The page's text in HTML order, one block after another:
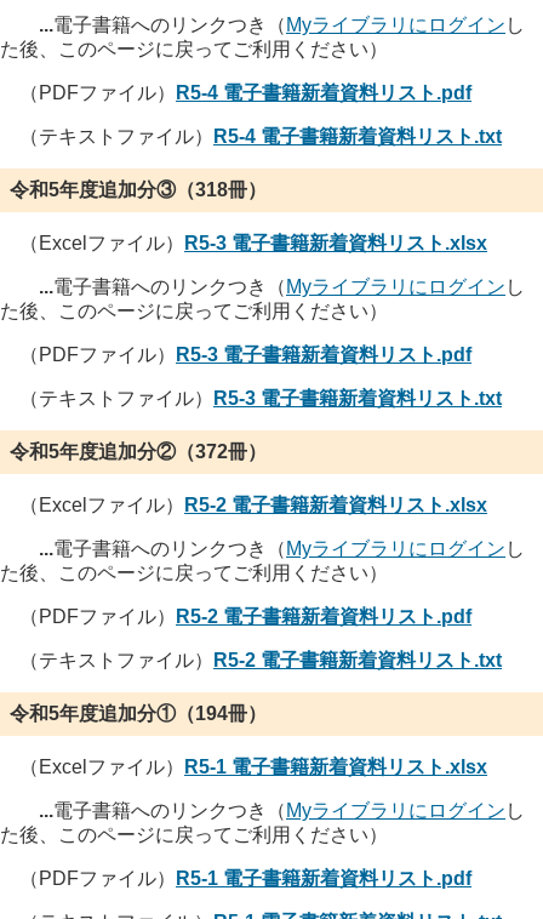
...電子書籍へのリンクつき（ Myライブラリにログイン し
た後、このページに戻ってご利用ください）
（PDFファイル） R5-4 電子書籍新着資料リスト.pdf
（テキストファイル） R5-4 電子書籍新着資料リスト.txt
令和5年度追加分③（318冊）
（Excelファイル） R5-3 電子書籍新着資料リスト.xlsx
...電子書籍へのリンクつき（ Myライブラリにログイン し
た後、このページに戻ってご利用ください）
（PDFファイル） R5-3 電子書籍新着資料リスト.pdf
（テキストファイル） R5-3 電子書籍新着資料リスト.txt
令和5年度追加分②（372冊）
（Excelファイル） R5-2 電子書籍新着資料リスト.xlsx
...電子書籍へのリンクつき（ Myライブラリにログイン し
た後、このページに戻ってご利用ください）
（PDFファイル） R5-2 電子書籍新着資料リスト.pdf
（テキストファイル） R5-2 電子書籍新着資料リスト.txt
令和5年度追加分①（194冊）
（Excelファイル） R5-1 電子書籍新着資料リスト.xlsx
...電子書籍へのリンクつき（ Myライブラリにログイン し
た後、このページに戻ってご利用ください）
（PDFファイル） R5-1 電子書籍新着資料リスト.pdf